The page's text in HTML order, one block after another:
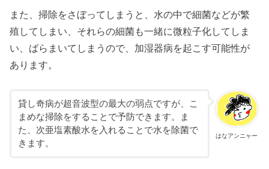
また、掃除をさぼってしまうと、水の中で細菌などが繁
殖してしまい、それらの細菌も一緒に微粒子化してしま
い、ばらまいてしまうので、加湿器病を起こす可能性が
あります。
はなアンニャー
貸し奇病が超音波型の最大の弱点ですが、こ
まめな掃除をすることで予防できます。ま
た、次亜塩素酸水を入れることで水を除菌で
きます。